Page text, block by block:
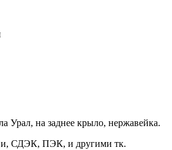
Урал, на заднее крыло, нержавейка.
СДЭК, ПЭК, и другими тк.